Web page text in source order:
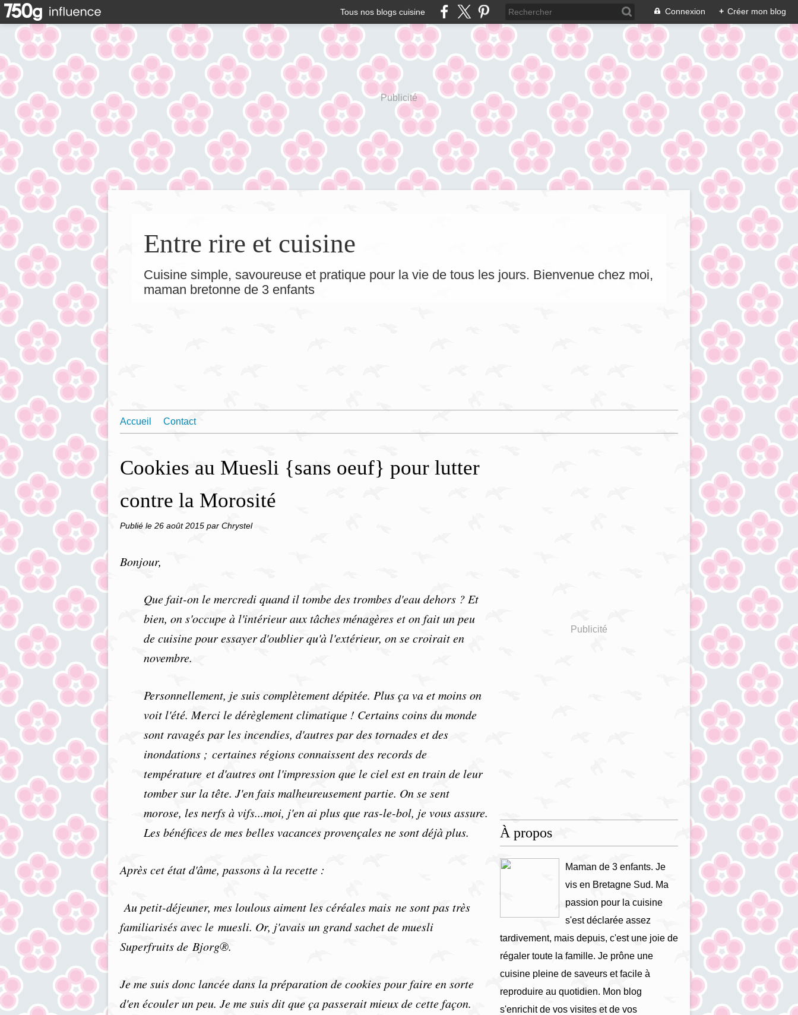
Tous nos blogs cuisine Connexion + Créer mon blog
Publicité
Entre rire et cuisine
Cuisine simple, savoureuse et pratique pour la vie de tous les jours. Bienvenue chez moi,
maman bretonne de 3 enfants
Accueil Contact
Cookies au Muesli {sans oeuf} pour lutter
contre la Morosité
Publié le 26 août 2015 par Chrystel
Bonjour,
Que fait-on le mercredi quand il tombe des trombes d'eau dehors ? Et
bien, on s'occupe à l'intérieur aux tâches ménagères et on fait un peu
de cuisine pour essayer d'oublier qu'à l'extérieur, on se croirait en
novembre.
Personnellement, je suis complètement dépitée. Plus ça va et moins on
voit l'été. Merci le dérèglement climatique ! Certains coins du monde
sont ravagés par les incendies, d'autres par des tornades et des
inondations ; certaines régions connaissent des records de
température et d'autres ont l'impression que le ciel est en train de leur
tomber sur la tête. J'en fais malheureusement partie. On se sent
morose, les nerfs à vifs...moi, j'en ai plus que ras-le-bol, je vous assure.
Les bénéfices de mes belles vacances provençales ne sont déjà plus.
Après cet état d'âme, passons à la recette :
Au petit-déjeuner, mes loulous aiment les céréales mais ne sont pas très
familiarisés avec le muesli. Or, j'avais un grand sachet de muesli
Superfruits de Bjorg®.
Je me suis donc lancée dans la préparation de cookies pour faire en sorte
d'en écouler un peu. Je me suis dit que ça passerait mieux de cette façon.
Publicité
À propos
Maman de 3 enfants. Je
vis en Bretagne Sud. Ma
passion pour la cuisine
s'est déclarée assez
tardivement, mais depuis, c'est une joie de
régaler toute la famille. Je prône une
cuisine pleine de saveurs et facile à
reproduire au quotidien. Mon blog
s'enrichit de vos visites et de vos